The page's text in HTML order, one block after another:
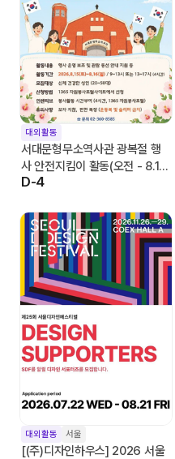
대외활동
서대문형무소역사관 광복절 행
사 안전지킴이 활동(오전 - 8.15
일 / 8.16일)
D-4
대외활동 서울
[(주)디자인하우스] 2026 서울